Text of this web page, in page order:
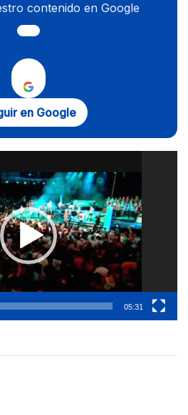
contenido en Google
en Google
05:31